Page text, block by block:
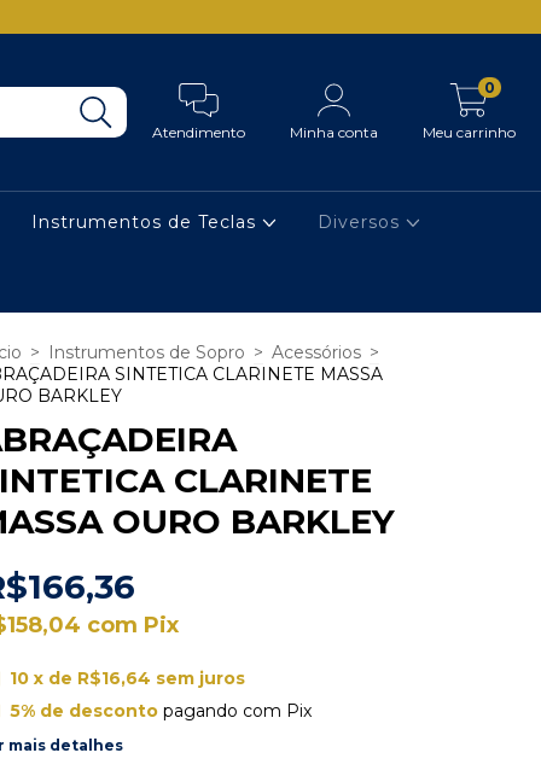
Atendimento Minha conta Meu carrinho
0
Instrumentos de Teclas Diversos
> Instrumentos de Sopro > Acessórios >
SINTETICA CLARINETE MASSA
BARKLEY
CLARINETE
OURO BARKLEY
com Pix
10 x de R$16,64 sem juros
5% de descontopagando com Pix
mais detalhes